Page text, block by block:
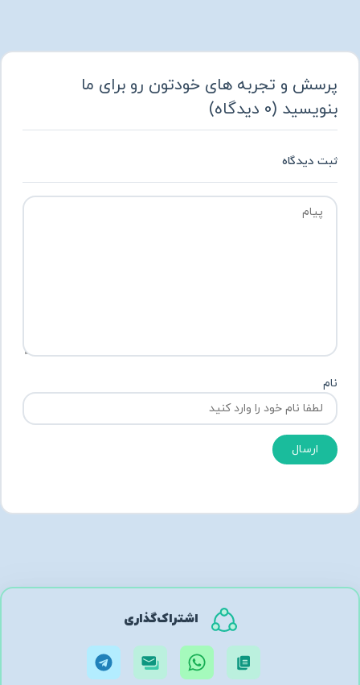
پرسش و تجربه های خودتون رو برای ما
بنویسید (
0 دیدگاه)
ثبت دیدگاه
نام
ارسال
اشتراک‌گذاری